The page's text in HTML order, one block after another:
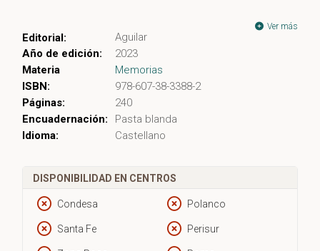
repetidamente de la muerte a manos de los nazis. Después de
meses en soledad, Maxwell se encontró con otro niño que
deambulaba por el bosque en busca de comida. Janek, al
igual que Maxwell, era huérfano y los dos se hicieron amigos.
Juntos excavaron un refugio en el suelo para sobrevivir al
invierno. Un día, después de que ocurriera una masacre en
las cercanías, los niños descubrieron a una bebé, aún viva,
en los brazos de su madre muerta. Maxwell y Janek la
La épica historia de Maxwell es una prueba irrefutable del
espíritu humano y su capacidad de resistencia. De la
brutalidad de la guerra emergió un hombre que se convirtió
en un célebre pintor que, mediante la alquimia de su arte,
Ver más
Editorial:
Aguilar
Año de edición:
2023
Materia
Memorias
ISBN:
978-607-38-3388-2
Páginas:
240
Encuadernación:
Pasta blanda
Idioma:
Castellano
DISPONIBILIDAD EN CENTROS
Condesa Polanco
Santa Fe Perisur